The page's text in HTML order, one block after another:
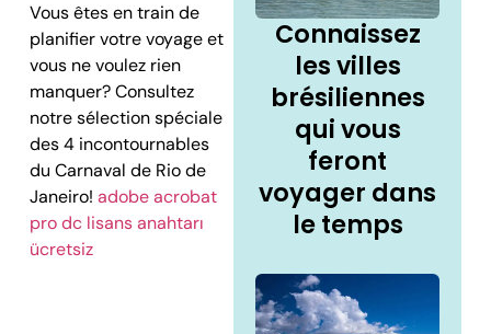
Vous êtes en train de
planifier votre voyage et
vous ne voulez rien
manquer? Consultez
notre sélection spéciale
des 4 incontournables
du Carnaval de Rio de
Janeiro! adobe acrobat
pro dc lisans anahtarı
ücretsiz
Connaissez
les villes
brésiliennes
qui vous
feront
voyager dans
le temps